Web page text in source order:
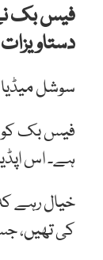
فیس بک
سوشل میڈیا کمپنی نے
ہے۔ اس
خیال رہے
کی تھیں،